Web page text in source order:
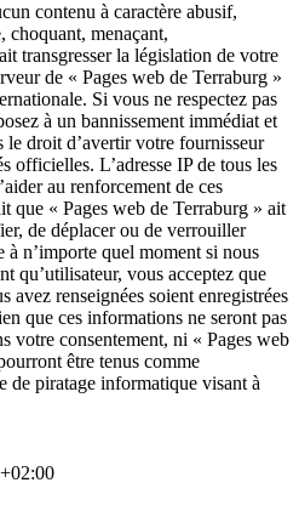
contenu à caractère abusif,
choquant, menaçant,
transgresser la législation de votre
de « Pages web de Terraburg »
Si vous ne respectez pas
à un bannissement immédiat et
droit d’avertir votre fournisseur
officielles. L’adresse IP de tous les
au renforcement de ces
que « Pages web de Terraburg » ait
de déplacer ou de verrouiller
à n’importe quel moment si nous
qu’utilisateur, vous acceptez que
avez renseignées soient enregistrées
que ces informations ne seront pas
votre consentement, ni « Pages web
être tenus comme
de piratage informatique visant à